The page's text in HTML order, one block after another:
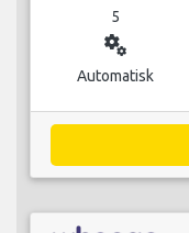
5
miscellaneous_services
Automatisk